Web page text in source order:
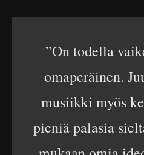
”On todella
omaperäinen.
musiikki myös
pieniä palasia